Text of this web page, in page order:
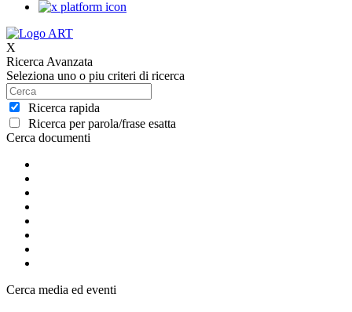
X
Ricerca Avanzata
Seleziona uno o piu criteri di ricerca
Ricerca rapida
Ricerca per parola/frase esatta
Cerca documenti
Cerca media ed eventi